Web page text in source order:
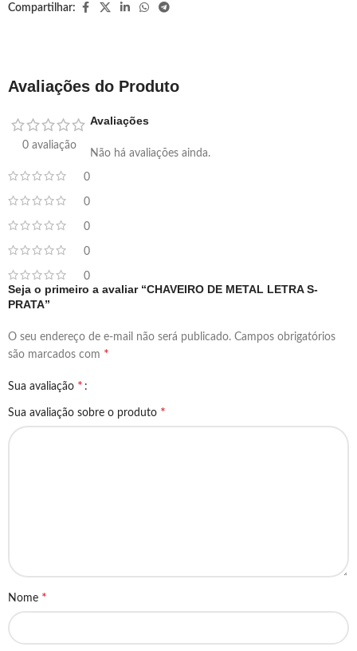
Compartilhar:
Avaliações do Produto
0 avaliação
0
0
0
0
0
Avaliações
Não há avaliações ainda.
Seja o primeiro a avaliar “CHAVEIRO DE METAL LETRA S-
PRATA”
O seu endereço de e-mail não será publicado. Campos obrigatórios
são marcados com *
Sua avaliação *
Sua avaliação sobre o produto *
Nome *